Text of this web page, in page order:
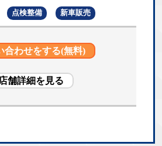
点検整備 新車販売
合わせをする(無料)
店舗詳細を見る